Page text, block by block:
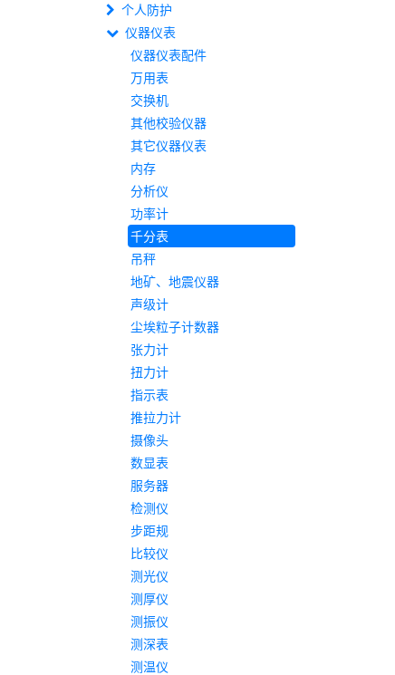
个人防护
仪器仪表
仪器仪表配件
万用表
交换机
其他校验仪器
其它仪器仪表
内存
分析仪
功率计
千分表
吊秤
地矿、地震仪器
声级计
尘埃粒子计数器
张力计
扭力计
指示表
推拉力计
摄像头
数显表
服务器
检测仪
步距规
比较仪
测光仪
测厚仪
测振仪
测深表
测温仪